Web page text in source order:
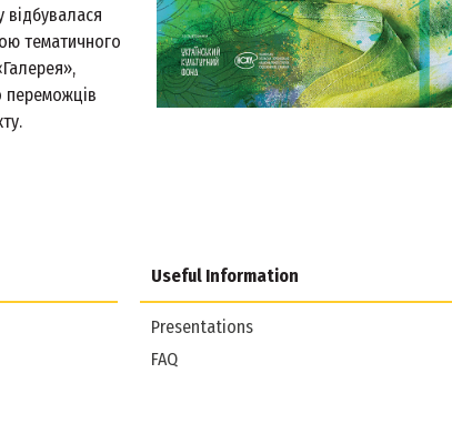
відбувалася
тематичного
переможців
Useful Information
Presentations
FAQ